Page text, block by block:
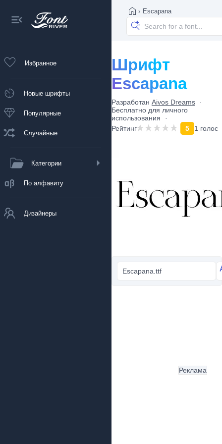
Избранное
Новые шрифты
Популярные
Случайные
Категории
По алфавиту
Дизайнеры
› Escapana
Шрифт
Escapana
Разработан Aivos Dreams
Бесплатно для личного
использования
Рейтинг
5 1 голос
Escapana.ttf
Реклама